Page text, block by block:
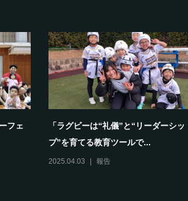
フェ
「ラグビーは“礼儀”と“リーダーシッ
プ”を育てる教育ツールで...
2025.04.03 報告